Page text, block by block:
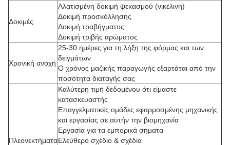
Δοκιμές
Αλατισμένη δοκιμή ψεκασμού (νικέλινη)
Δοκιμή προσκόλλησης
Δοκιμή τραβήγματος
Δοκιμή τριβής αρώματος
Χρονική ανοχή
25-30 ημέρες για τη λήξη της φόρμας και των
δειγμάτων
Ο χρόνος μαζικής παραγωγής εξαρτάται από την
ποσότητα διαταγής σας
Πλεονεκτήματα
Καλύτερη τιμή δεδομένου ότι είμαστε
κατασκευαστής
Επαγγελματικές ομάδες εφαρμοσμένης μηχανικής
και εργασίας σε αυτήν την βιομηχανία
Εργασία για τα εμπορικά σήματα
Ελεύθερο σχέδιο & σχέδια